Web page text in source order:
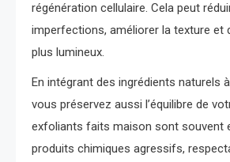
régénération cellulaire. Cela peut
imperfections, améliorer la texture et
plus lumineux.
En intégrant des ingrédients naturels
vous préservez aussi l’équilibre de
exfoliants faits maison sont souvent
produits chimiques agressifs,